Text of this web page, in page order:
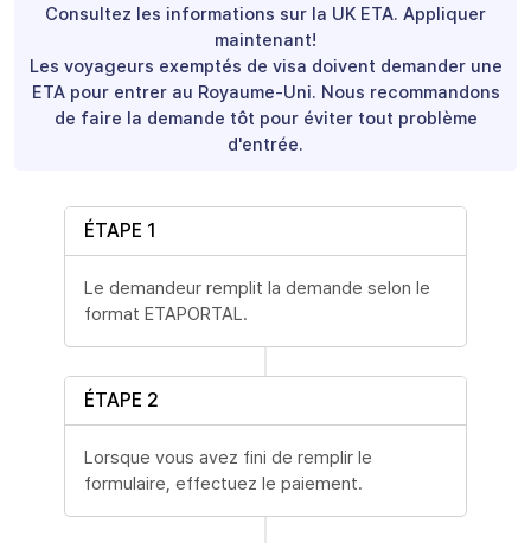
Consultez les informations sur la UK ETA. Appliquer
maintenant!
Les voyageurs exemptés de visa doivent demander une
ETA pour entrer au Royaume-Uni. Nous recommandons
de faire la demande tôt pour éviter tout problème
d'entrée.
ÉTAPE 1
Le demandeur remplit la demande selon le
format ETAPORTAL.
ÉTAPE 2
Lorsque vous avez fini de remplir le
formulaire, effectuez le paiement.